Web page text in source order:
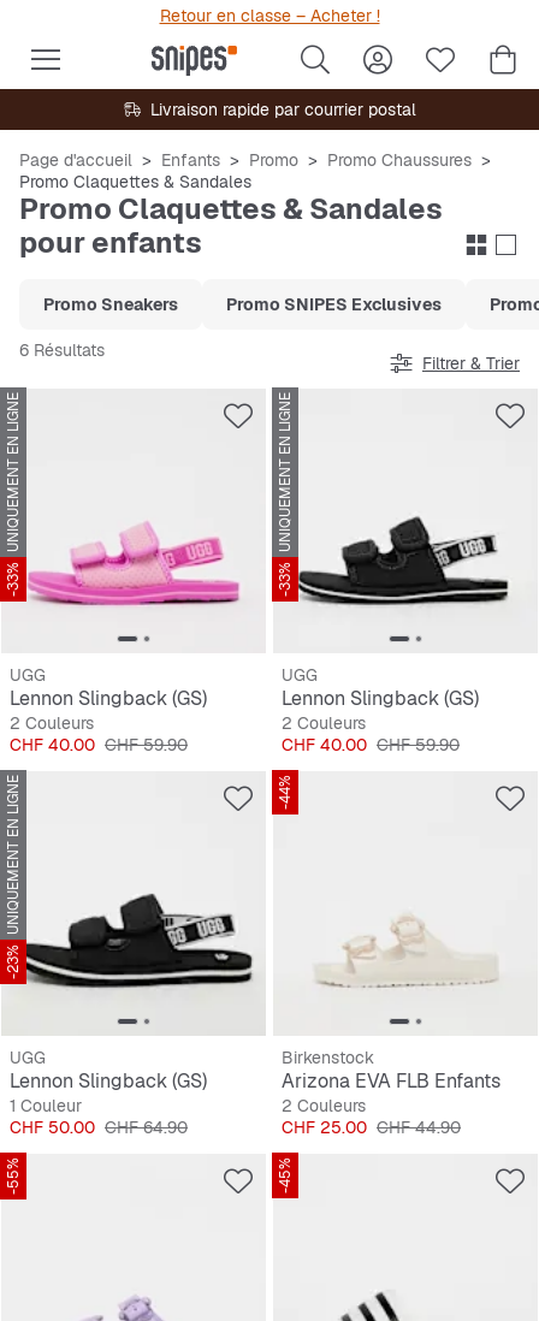
Retour en classe – Acheter !
Livraison rapide par courrier postal
Page d'accueil Enfants Promo
Promo Chaussures
Promo Claquettes & Sandales
Promo Claquettes & Sandales
pour enfants
Promo Sneakers Promo SNIPES Exclusives
6 Résultats
Filtrer & Trier
UNIQUEMENT EN LIGNE
-33%
UGG
Lennon Slingback (GS)
2 Couleurs
Prix
CHF 40.00 Prix original
CHF 59.90
UNIQUEMENT EN LIGNE
-33%
UGG
Lennon Slingback (GS)
2 Couleurs
Prix
CHF 40.00 Prix original
CHF 59.90
UNIQUEMENT EN LIGNE
-23%
UGG
Lennon Slingback (GS)
1 Couleur
Prix
CHF 50.00 Prix original
CHF 64.90
-44%
Birkenstock
Arizona EVA FLB Enfants
2 Couleurs
Prix
CHF 25.00 Prix original
CHF 44.90
-55% -45%